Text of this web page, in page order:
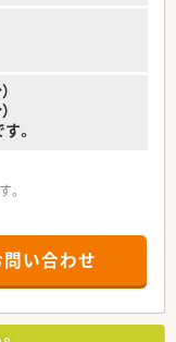
ます。
月末に1名退職により
を予定しております)
、なるべく定時で退
。
付いた病院です。
おります。(含めた年俸
職場です。
。
。
らえる環境です。
めに」を基本理念と
、さらに「ありがと
ビスを心掛けて参りま
問い合わせ